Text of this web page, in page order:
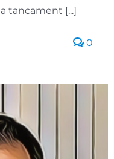
tancament [...]
0